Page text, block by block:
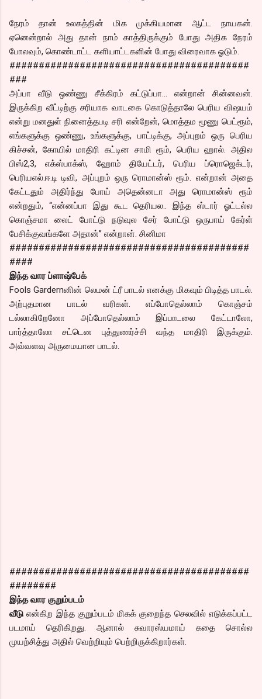
நேரம் தான் உலகத்தின் மிக முக்கியமான ஆட்ட நாயகன்.
ஏனென்றால் அது தான் நாம் காத்திருக்கும் போது அதிக நேரம்
போலவும், கொண்டாட்ட களியாட்டகளின் போது விரைவாக ஓடும்.
#########################################
###
அப்பா வீடு ஒண்ணு சீக்கிரம் கட்டுப்பா… என்றான் சின்னவன்.
இருக்கிற வீட்டிற்கு சரியாக வாடகை கொடுத்தாலே பெரிய விஷயம்
என்று மனதுள் நினைத்தபடி சரி என்றேன், மொத்தம மூணு பெட்ரூம்,
எங்களுக்கு ஒண்ணு, உங்களுக்கு, பாட்டிக்கு, அப்புறம் ஒரு பெரிய
கிச்சன், கோயில் மாதிரி கட்டின சாமி ரூம், பெரிய ஹால். அதில
பிஸ்2,3, எக்ஸ்பாக்ஸ், ஹோம் தியேட்டர், பெரிய ப்ரொஜெக்டர்,
பெரியஎல்.ஈ.டி டிவி, அப்புறம் ஒரு ரொமான்ஸ் ரூம். என்றான் அதை
கேட்டதும் அதிர்ந்து போய் அதென்னடா அது ரொமான்ஸ் ரூம்
என்றதும், “என்னப்பா இது கூட தெரியல.. இந்த ஸ்டார் ஓட்டல்ல
கொஞ்சமா லைட் போட்டு நடுவுல சேர் போட்டு ஒருபாய் கேர்ள்
பேசிக்குவங்களே அதான்” என்றான். சினிமா
#########################################
####
இந்த வார ப்ளாஷ்பேக்
Fools Gardernனின் லெமன் ட்ரீ பாடல் எனக்கு மிகவும் பிடித்த பாடல்.
அற்புதமான பாடல் வரிகள். எப்போதெல்லாம் கொஞ்சம்
டல்லாகிறேனோ அப்போதெல்லாம் இப்பாடலை கேட்டாலோ,
பார்த்தாலோ சட்டென புத்துணர்ச்சி வந்த மாதிரி இருக்கும்.
அவ்வளவு அருமையான பாடல்.
#########################################
########
இந்த வார குறும்படம்
வீடுஎன்கிற இந்த குறும்படம் மிகக் குறைந்த செலவில் எடுக்கப்பட்ட
படமாய் தெரிகிறது. ஆனால் சுவாரஸ்யமாய் கதை சொல்ல
முயற்சித்து அதில் வெற்றியும் பெற்றிருக்கிறார்கள்.